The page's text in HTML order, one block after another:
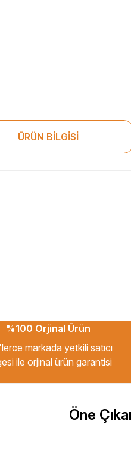
ÜRÜN BİLGİSİ
ederim.
ederim.
%100 Orjinal Ürün
markada yetkili satıcı
ile orjinal ürün garantisi
Öne